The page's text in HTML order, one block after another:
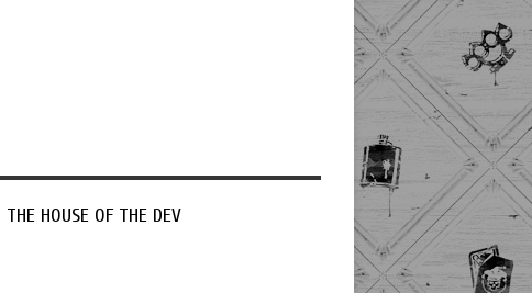
THE HOUSE OF THE DEV